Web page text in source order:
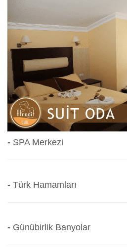
- SPA Merkezi
- Türk Hamamları
- Günübirlik Banyolar